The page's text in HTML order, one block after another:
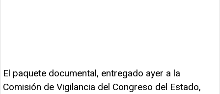
El paquete documental, entregado ayer a la
Comisión de Vigilancia del Congreso del Estado,